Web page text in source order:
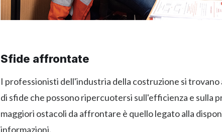
Sfide affrontate
I professionisti dell'industria della costruzione si trovano
di sfide che possono ripercuotersi sull'efficienza e sulla
maggiori ostacoli da affrontare è quello legato alla
informazioni.